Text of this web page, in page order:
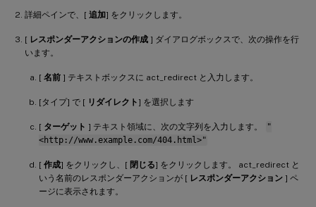
詳細ペインで、[ 追加] をクリックします。
[ レスポンダーアクションの作成 ] ダイアログボックスで、次の操作を行
います。
[ 名前 ] テキストボックスに act_redirect と入力します。
[タイプ] で [ リダイレクト ] を選択します
[ ターゲット ] テキスト領域に、次の文字列を入力します。
"
<http://www.example.com/404.html>"
[ 作成] をクリックし、[ 閉じる] をクリックします。 act_redirect と
いう名前のレスポンダーアクションが [ レスポンダーアクション ] ペ
ージに表示されます。